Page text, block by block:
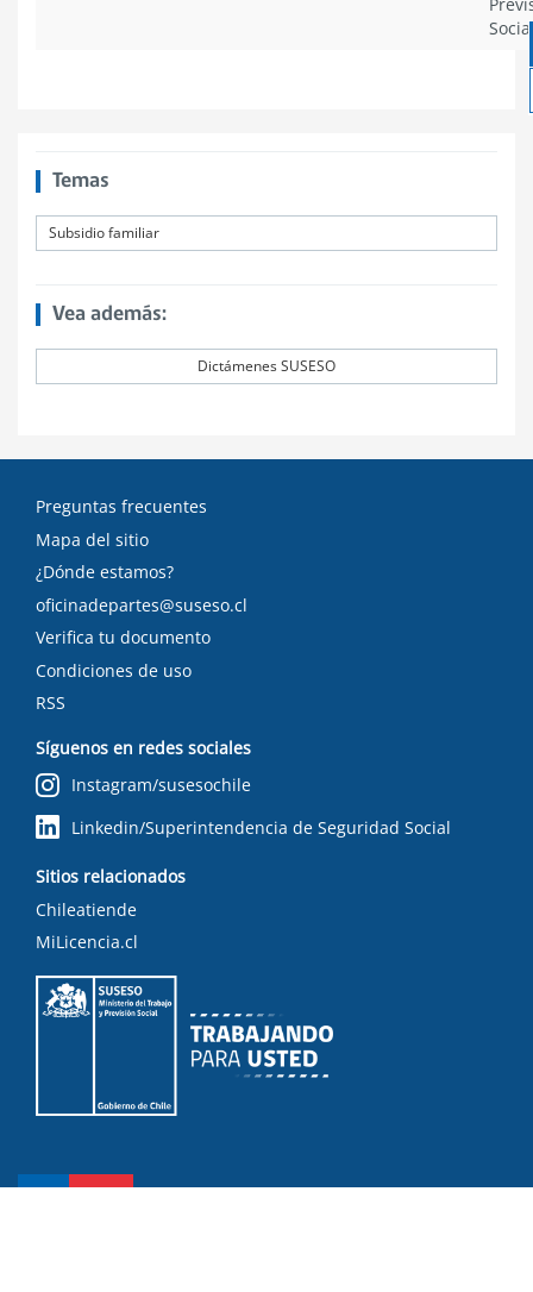
Temas
Subsidio familiar
Vea además:
Dictámenes SUSESO
Preguntas frecuentes
Mapa del sitio
¿Dónde estamos?
oficinadepartes@suseso.cl
Verifica tu documento
Condiciones de uso
RSS
Síguenos en redes sociales
Instagram/susesochile
Linkedin/Superintendencia de Seguridad Social
Sitios relacionados
Chileatiende
MiLicencia.cl